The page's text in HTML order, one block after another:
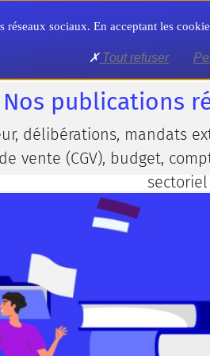
Territoire Formation
Nos publications
délibérations, mandats
vente (CGV), budget,
sectoriel
sociaux. En acceptant les
Tout refuser